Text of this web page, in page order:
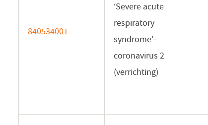
840534001
‘Severe acute
respiratory
syndrome’-
coronavirus 2
(verrichting)